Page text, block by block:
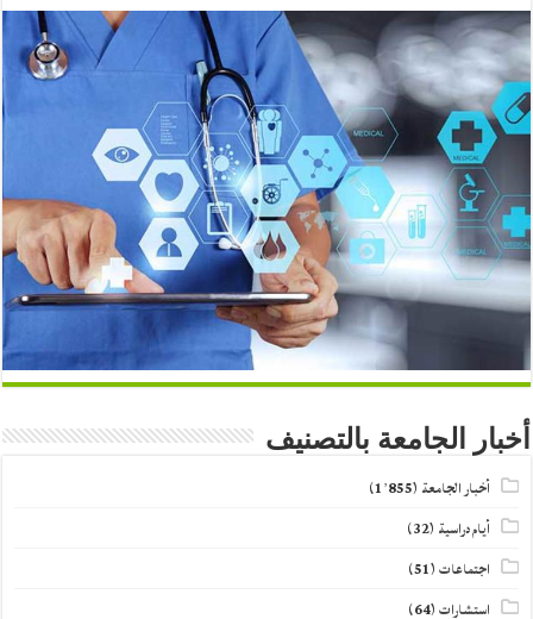
أخبار الجامعة بالتصنيف
أخبار الجامعة (1٬855)
أيام دراسية (32)
اجتماعات(51)
استشارات(64)